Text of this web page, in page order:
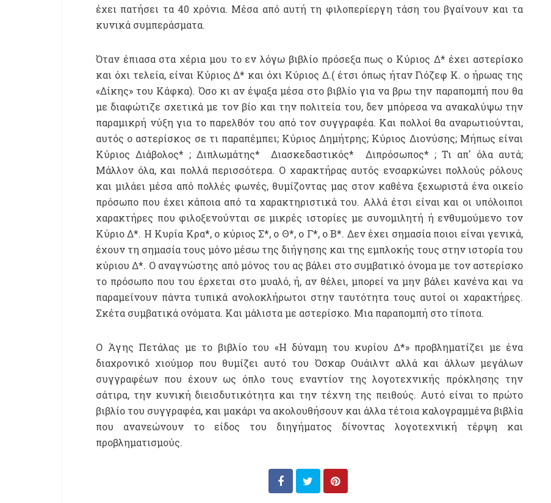
έχει πατήσει τα 40 χρόνια. Μέσα από αυτή τη φιλοπερίεργη τάση του βγαίνουν και τα
κυνικά συμπεράσματα.
Όταν έπιασα στα χέρια μου το εν λόγω βιβλίο πρόσεξα πως ο Κύριος Δ* έχει αστερίσκο
και όχι τελεία, είναι Κύριος Δ* και όχι Κύριος Δ.( έτσι όπως ήταν Γιόζεφ Κ. ο ήρωας της
«Δίκης» του Κάφκα). Όσο κι αν έψαξα μέσα στο βιβλίο για να βρω την παραπομπή που θα
με διαφώτιζε σχετικά με τον βίο και την πολιτεία του, δεν μπόρεσα να ανακαλύψω την
παραμικρή νύξη για το παρελθόν του από τον συγγραφέα. Και πολλοί θα αναρωτιούνται,
αυτός ο αστερίσκος σε τι παραπέμπει; Κύριος Δημήτρης; Κύριος Διονύσης; Μήπως είναι
Κύριος Διάβολος* ; Διπλωμάτης* Διασκεδαστικός* Διπρόσωπος* ; Τι απ' όλα αυτά;
Μάλλον όλα, και πολλά περισσότερα. Ο χαρακτήρας αυτός ενσαρκώνει πολλούς ρόλους
και μιλάει μέσα από πολλές φωνές, θυμίζοντας μας στον καθένα ξεχωριστά ένα οικείο
πρόσωπο που έχει κάποια από τα χαρακτηριστικά του. Αλλά έτσι είναι και οι υπόλοιποι
χαρακτήρες που φιλοξενούνται σε μικρές ιστορίες με συνομιλητή ή ενθυμούμενο τον
Κύριο Δ*. Η Κυρία Κρα*, ο κύριος Σ*, ο Θ*, ο Γ*, ο Β*. Δεν έχει σημασία ποιοι είναι γενικά,
έχουν τη σημασία τους μόνο μέσω της διήγησης και της εμπλοκής τους στην ιστορία του
κύριου Δ*. Ο αναγνώστης από μόνος του ας βάλει στο συμβατικό όνομα με τον αστερίσκο
το πρόσωπο που του έρχεται στο μυαλό, ή, αν θέλει, μπορεί να μην βάλει κανένα και να
παραμείνουν πάντα τυπικά ανολοκλήρωτοι στην ταυτότητα τους αυτοί οι χαρακτήρες.
Σκέτα συμβατικά ονόματα. Και μάλιστα με αστερίσκο. Μια παραπομπή στο τίποτα.
Ο Άγης Πετάλας με το βιβλίο του «Η δύναμη του κυρίου Δ*» προβληματίζει με ένα
διαχρονικό χιούμορ που θυμίζει αυτό του Όσκαρ Ουάιλντ αλλά και άλλων μεγάλων
συγγραφέων που έχουν ως όπλο τους εναντίον της λογοτεχνικής πρόκλησης την
σάτιρα, την κυνική διεισδυτικότητα και την τέχνη της πειθούς. Αυτό είναι το πρώτο
βιβλίο του συγγραφέα, και μακάρι να ακολουθήσουν και άλλα τέτοια καλογραμμένα βιβλία
που ανανεώνουν το είδος του διηγήματος δίνοντας λογοτεχνική τέρψη και
προβληματισμούς.